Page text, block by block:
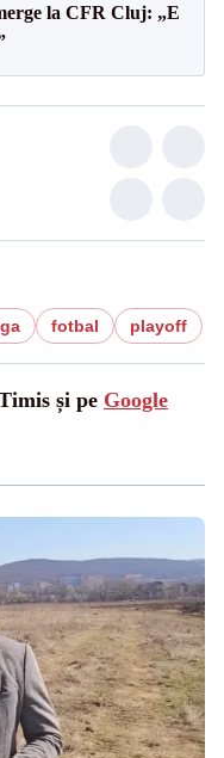
la CFR Cluj: „E
fotbal playoff
și pe Google